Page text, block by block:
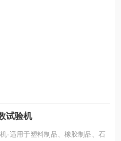
试验机
-适用于塑料制品、橡胶制品、石